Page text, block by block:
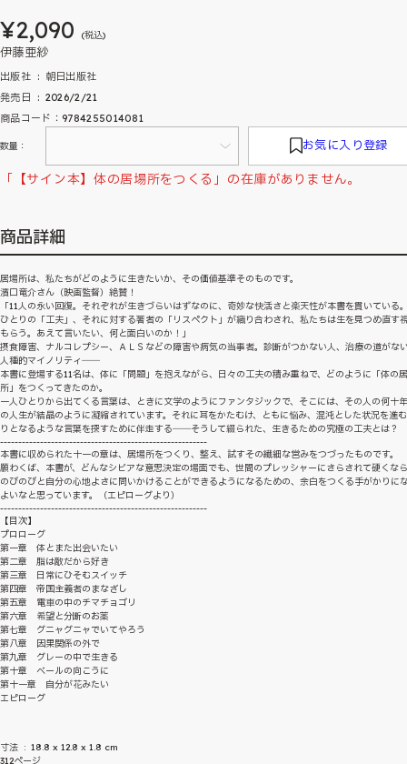
¥2,090 (税込)
伊藤亜紗
出版社 ‏ : ‎ 朝日出版社
発売日 ‏ : ‎ 2026/2/21
商品コード：9784255014081
数量： お気に入り登録
「【サイン本】体の居場所をつくる」の在庫がありません。
商品詳細
居場所は、私たちがどのように生きたいか、その価値基準そのものです。
濱口竜介さん（映画監督）絶賛！
「11人の永い回復。それぞれが生きづらいはずなのに、奇妙な快活さと楽天性が本書を貫いている
ひとりの「工夫」、それに対する著者の「リスペクト」が織り合わされ、私たちは生を見つめ直す
もらう。あえて言いたい、何と面白いのか！」
摂食障害、ナルコレプシー、ＡＬＳなどの障害や病気の当事者。診断がつかない人、治療の道がな
人種的マイノリティ――
本書に登場する11名は、体に「問題」を抱えながら、日々の工夫の積み重ねで、どのように「体の
所」をつくってきたのか。
一人ひとりから出てくる言葉は、ときに文学のようにファンタジックで、そこには、その人の何十
の人生が結晶のように凝縮されています。それに耳をかたむけ、ともに悩み、混沌とした状況を進
りとなるような言葉を探すために伴走する――そうして綴られた、生きるための究極の工夫とは？
---------------------------------------------------------
本書に収められた十一の章は、居場所をつくり、整え、試すその繊細な営みをつづったものです。
願わくば、本書が、どんなシビアな意思決定の場面でも、世間のプレッシャーにさらされて硬くな
のびのびと自分の心地よさに問いかけることができるようになるための、余白をつくる手がかりに
よいなと思っています。（エピローグより）
---------------------------------------------------------
【目次】
プロローグ
第一章 体とまた出会いたい
第二章 脂は敵だから好き
第三章 日常にひそむスイッチ
第四章 帝国主義者のまなざし
第五章 電車の中のチマチョゴリ
第六章 希望と分断のお薬
第七章 グニャグニャでいてやろう
第八章 因果関係の外で
第九章 グレーの中で生きる
第十章 ベールの向こうに
第十一章 自分が花みたい
エピローグ
寸法 ‏ : ‎ 18.8 x 12.8 x 1.8 cm
312ページ